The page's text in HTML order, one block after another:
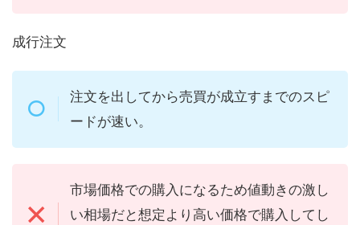
成行注文
注文を出してから売買が成立すまでのスピ
ードが速い。
市場価格での購入になるため値動きの激し
い相場だと想定より高い価格で購入してし